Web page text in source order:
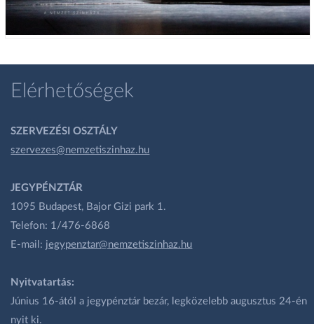
Elérhetőségek
SZERVEZÉSI OSZTÁLY
szervezes@nemzetiszinhaz.hu
JEGYPÉNZTÁR
1095 Budapest, Bajor Gizi park 1.
Telefon: 1/476-6868
E-mail: jegypenztar@nemzetiszinhaz.hu
Nyitvatartás:
Június 16-ától a jegypénztár bezár, legközelebb augusztus 24-én
nyit ki.